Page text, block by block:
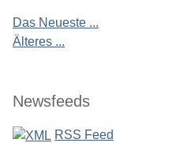
Das Neueste ...
Älteres ...
Newsfeeds
RSS Feed